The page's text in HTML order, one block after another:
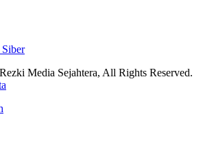
Media Sejahtera, All Rights Reserved.